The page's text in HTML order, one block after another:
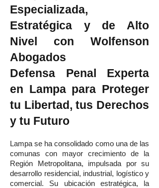
Especializada,
Estratégica y de Alto
Nivel con Wolfenson
Abogados
Defensa Penal Experta
en Lampa para Proteger
tu Libertad, tus Derechos
y tu Futuro
Lampa se ha consolidado como una de las
comunas con mayor crecimiento de la
Región Metropolitana, impulsada por su
desarrollo residencial, industrial, logístico y
comercial. Su ubicación estratégica, la